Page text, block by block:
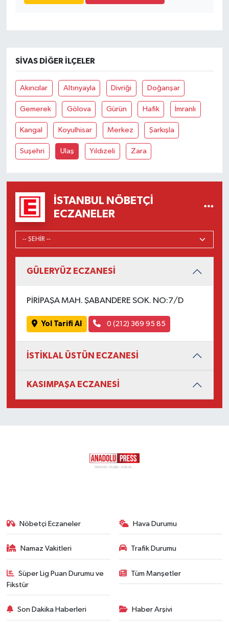
SIVAS DIĞER İLÇELER
Akıncılar Altınyayla Divriği Doğanşar
Gemerek Gölova Gürün Hafik İmranlı
Kangal Koyulhisar Merkez Şarkışla
Suşehri Ulaş Yıldızeli Zara
İSTANBUL NÖBETÇI
ECZANELER
GÜLERYÜZ ECZANESİ
PİRİPAŞA MAH. ŞABANDERE SOK. NO:7/D
Yol Tarifi Al 0 (212) 369 95 85
İSTİKLAL ÜSTÜN ECZANESİ
KASIMPAŞA ECZANESİ
Nöbetçi Eczaneler Hava Durumu
Namaz Vakitleri Trafik Durumu
Süper Lig Puan Durumu ve
Fikstür
Tüm Manşetler
Son Dakika Haberleri Haber Arşivi